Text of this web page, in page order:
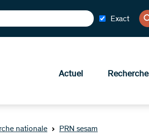
Exact
Actuel Recherche
nationale PRN sesam